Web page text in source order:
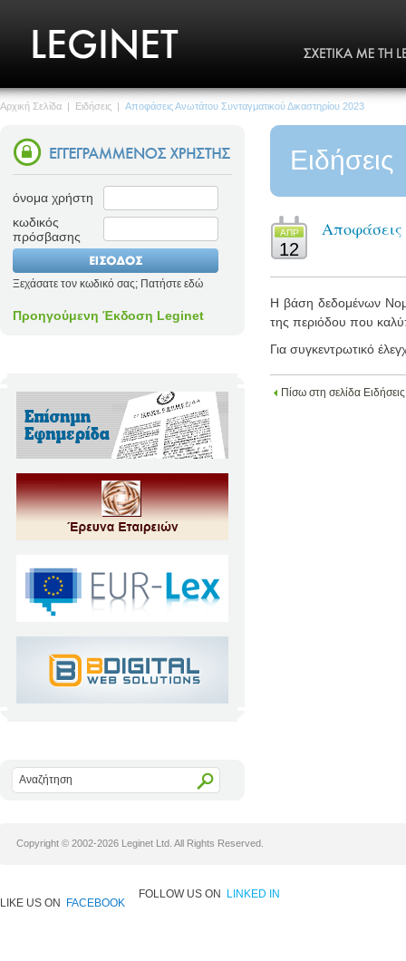
Αρχική Σελίδα | Ειδήσεις | Αποφάσεις Ανωτάτου Συνταγματικού Δικαστηρίου 2023
όνομα χρήστη
κωδικός
πρόσβασης
Ξεχάσατε τον κωδικό σας; Πατήστε εδώ
Προηγούμενη Έκδοση Leginet
Ειδήσεις
ΑΠΡ
12
Η βάση δεδομένων
της περιόδου που
Για συγκεντρωτικό
Πίσω στη σελίδα Ειδήσεις
Copyright © 2002-2026 Leginet Ltd. All Rights Reserved.
LIKE US ON FACEBOOK
FOLLOW US ON LINKED IN